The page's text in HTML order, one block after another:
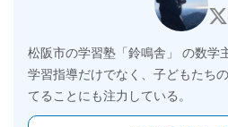
松阪市の学習塾「鈴鳴舎」 の数学
学習指導だけでなく、子どもたち
てることにも注力している。